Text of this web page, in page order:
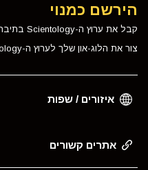
הירשם כמנוי
קבל את ערוץ ה-Scientology בתיבת הדואר הנכנס שלך
צור את הלוג-און שלך לערוץ ה-Scientology
איזורים / שפות
אתרים קשורים